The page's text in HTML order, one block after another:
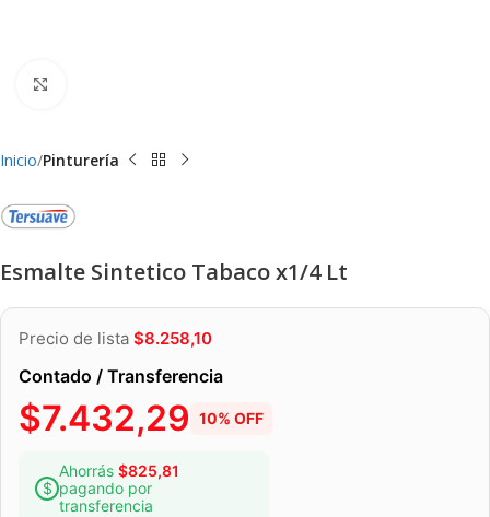
Inicio Pinturería
Esmalte Sintetico Tabaco x1/4 Lt
Precio de lista $8.258,10
Contado / Transferencia
$7.432,29 10% OFF
Ahorrás $825,81
pagando por
transferencia